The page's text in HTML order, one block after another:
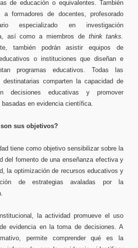
de educación o equivalentes. También
a formadores de docentes, profesorado
especializado en investigación
así como a miembros de think tanks.
también podrán asistir equipos de
o instituciones que diseñan e
programas educativos. Todas las
destinatarias comparten la capacidad de
decisiones educativas y promover
en evidencia científica.
sus objetivos?
tiene como objetivo sensibilizar sobre la
del fomento de una enseñanza efectiva y
la optimización de recursos educativos y
de estrategias avaladas por la
la actividad promueve el uso
evidencia en la toma de decisiones. A
permite comprender qué es la